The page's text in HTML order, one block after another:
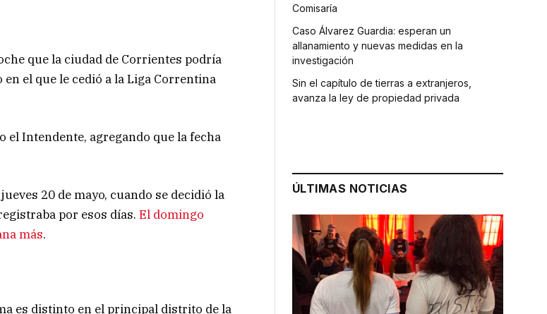
que la ciudad de Corrientes podría
el que le cedió a la Liga Correntina
el Intendente, agregando que la fecha
20 de mayo, cuando se decidió la
por esos días.El domingo
más.
es distinto en el principal distrito de la
Comisaría
Caso Álvarez Guardia: esperan un
allanamiento y nuevas medidas en la
investigación
Sin el capítulo de tierras a extranjeros,
avanza la ley de propiedad privada
ÚLTIMAS NOTICIAS